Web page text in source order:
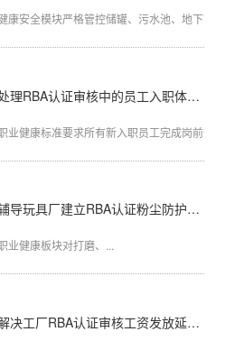
康安全模块严格管控储罐、污水池、地下管
深圳创思维企业处理RBA认证审核中的员工入职体检缺失
业健康标准要求所有新入职员工完成岗前体
深圳创思维企业辅导玩具厂建立RBA认证粉尘防护体系
业健康板块对打磨、...
深圳创思维企业解决工厂RBA认证审核工资发放延迟问题